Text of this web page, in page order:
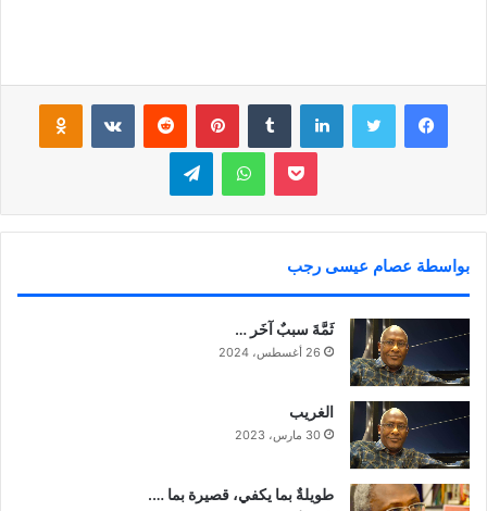
فيسبوك لينكدإن بينتيريست
بوكيت واتساب تيلقرام
بواسطة عصام عيسى رجب
ثَمَّةَ سببٌ آخَر …
26 أغسطس، 2024
‏الغريب
30 مارس، 2023
طويلةٌ بما يكفي، قصيرة بما ….